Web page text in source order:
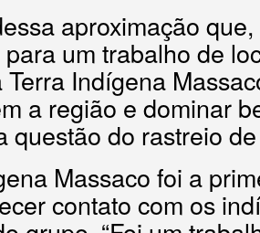
aproximação
um trabalho de
Indígena
a região e dominar
questão do rastreio
Massaco foi a
contato com os